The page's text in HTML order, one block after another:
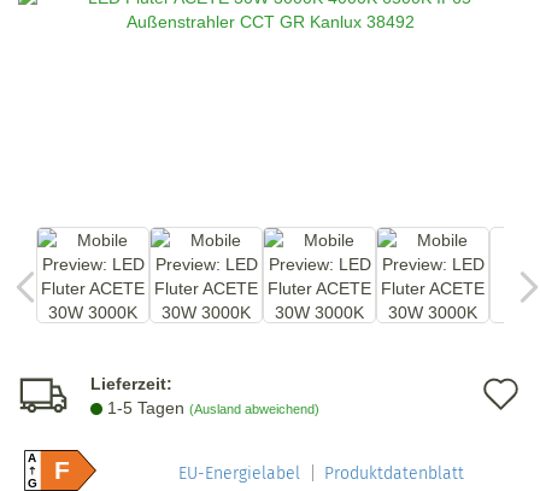
Lieferzeit:
1-5 Tagen (Ausland abweichend)
A
GF EU-Energielabel Produktdatenblatt